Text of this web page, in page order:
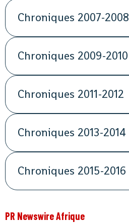
Chroniques 2007-2008
Chroniques 2009-2010
Chroniques 2011-2012
Chroniques 2013-2014
Chroniques 2015-2016
PR Newswire Afrique